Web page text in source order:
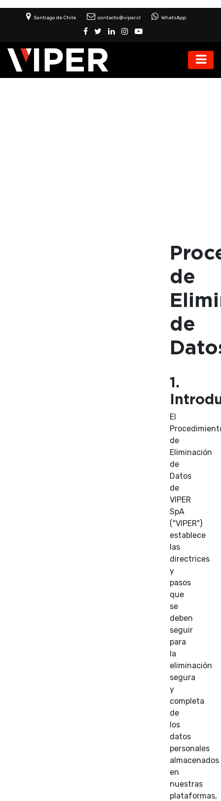
Santiago de Chile contacto@viper.cl WhatsApp
de
de
1.
El
de
Eliminación
de
Datos
de
VIPER
SpA
("VIPER")
establece
las
directrices
y
pasos
que
se
deben
seguir
para
la
eliminación
segura
y
completa
de
los
datos
personales
almacenados
en
nuestras
plataformas,